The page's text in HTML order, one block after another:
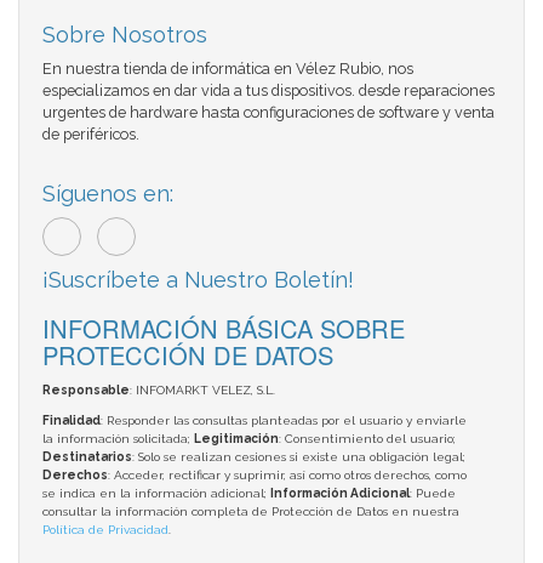
Sobre Nosotros
En nuestra tienda de informática en Vélez Rubio, nos
especializamos en dar vida a tus dispositivos. desde reparaciones
urgentes de hardware hasta configuraciones de software y venta
de periféricos.
Síguenos en:
¡Suscríbete a Nuestro Boletín!
INFORMACIÓN BÁSICA SOBRE
PROTECCIÓN DE DATOS
Responsable: INFOMARKT VELEZ, S.L.
Finalidad: Responder las consultas planteadas por el usuario y enviarle
la información solicitada; Legitimación: Consentimiento del usuario;
Destinatarios: Solo se realizan cesiones si existe una obligación legal;
Derechos: Acceder, rectificar y suprimir, así como otros derechos, como
se indica en la información adicional;
Información Adicional: Puede
consultar la información completa de Protección de Datos en nuestra
Política de Privacidad